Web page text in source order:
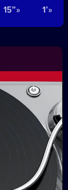
15”» 1’»